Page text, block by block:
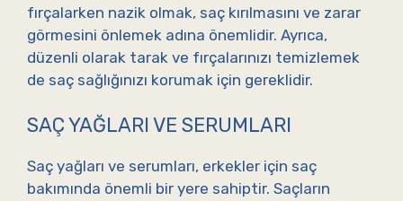
fırçalarken nazik olmak, saç kırılmasını ve zarar
görmesini önlemek adına önemlidir. Ayrıca,
düzenli olarak tarak ve fırçalarınızı temizlemek
de saç sağlığınızı korumak için gereklidir.
SAÇ YAĞLARI VE SERUMLARI
Saç yağları ve serumları, erkekler için saç
bakımında önemli bir yere sahiptir. Saçların